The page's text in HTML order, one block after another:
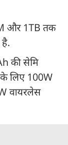
और 1TB तक
की सेमि
के लिए 100W
वायरलेस